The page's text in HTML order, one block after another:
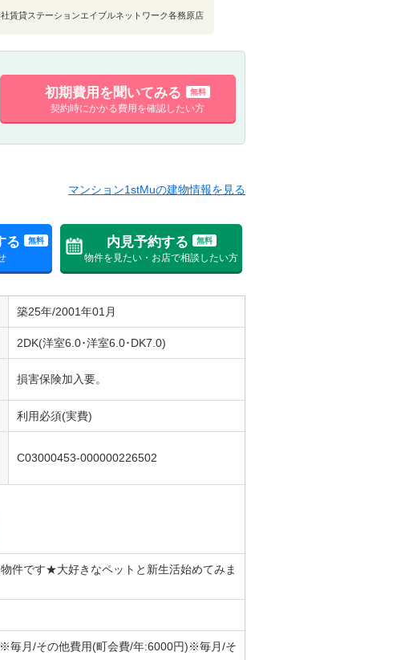
賃貸ステーションエイブルネットワーク各務原店
初期費用を聞いてみる 無料
契約時にかかる費用を確認したい方
る 無料 内見予約する 無料
物件を見たい・お店で相談したい方
マンション1stMuの建物情報を見る
築25年/2001年01月
2DK(洋室6.0･洋室6.0･DK7.0)
損害保険加入要。
利用必須(実費)
C03000453-000000226502
件です★大好きなペットと新生活始めてみま
毎月/その他費用(町会費/年:6000円)※毎月/そ